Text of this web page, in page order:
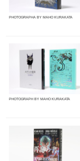
PHOTOGRAPHA BY MAHO KURAKATA
PHOTOGRAPH BY MAHO KURAKATA